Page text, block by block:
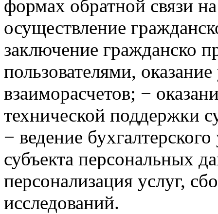
формах обратной связи
осуществление
заключение гражданско
пользователями,
взаиморасчетов; −
технической поддержки
− ведение
субъекта персональных
персонализация услуг,
исследований.